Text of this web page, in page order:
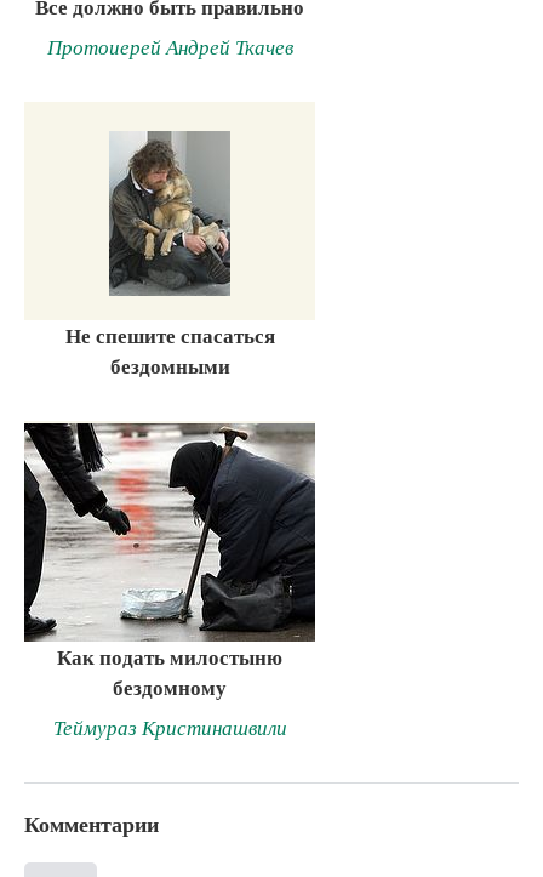
Все должно быть правильно
Протоиерей Андрей Ткачев
Не спешите спасаться
бездомными
Как подать милостыню
бездомному
Теймураз Кристинашвили
Комментарии